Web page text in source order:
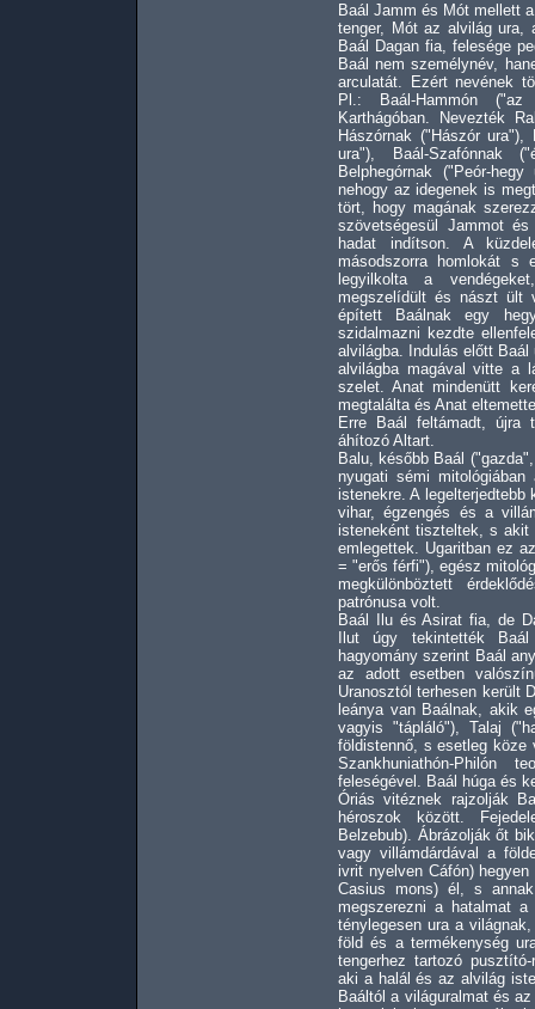
Baál Jamm és Mót mellett
tenger, Mót az alvilág ura,
Baál Dagan fia, felesége
Baál nem személynév,
arculatát. Ezért nevének
Pl.: Baál-Hammón
Karthágóban. Nevezték
Hászórnak ("Hászór ura"),
ura"), Baál-Szafónnak
Belphegórnak ("Peór-
nehogy az idegenek is
tört, hogy magának
szövetségesül Jammot
hadat indítson. A
másodszorra homlokát s
legyilkolta a
megszelídült és nászt ült
épített Baálnak egy
szidalmazni kezdte
alvilágba. Indulás előtt
alvilágba magával vitte a
szelet. Anat mindenütt
megtalálta és Anat
Erre Baál feltámadt, újra
áhítozó Altart.
Balu, később Baál
nyugati sémi
istenekre. A
vihar, égzengés és a
isteneként tiszteltek, s akit
emlegettek. Ugaritban ez
= "erős férfi"), egész
megkülönböztett
patrónusa volt.
Baál Ilu és Asirat fia, de
Ilut úgy tekintették
hagyomány szerint Baál
az adott esetben
Uranosztól terhesen került
leánya van Baálnak, akik
vagyis "tápláló"), Talaj
földistennő, s esetleg köze
Szankhuniathón-Philón
feleségével. Baál húga és
Óriás vitéznek rajzolják
héroszok között.
Belzebub). Ábrázolják őt
vagy villámdárdával a
ivrit nyelven Cáfón)
Casius mons) él, s
megszerezni a hatalmat
ténylegesen ura a
föld és a termékenység
tengerhez tartozó
aki a halál és az alvilág
Baáltól a világuralmat és